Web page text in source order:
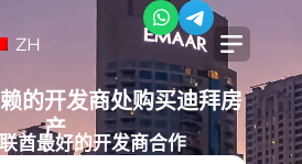
ZH
的开发商处购买迪拜房
产
酋最好的开发商合作